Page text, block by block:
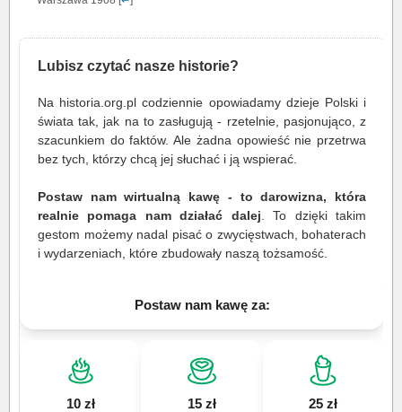
Lubisz czytać nasze historie?
Na historia.org.pl codziennie opowiadamy dzieje Polski i
świata tak, jak na to zasługują - rzetelnie, pasjonująco, z
szacunkiem do faktów. Ale żadna opowieść nie przetrwa
bez tych, którzy chcą jej słuchać i ją wspierać.
Postaw nam wirtualną kawę - to darowizna, która
realnie pomaga nam działać dalej . To dzięki takim
gestom możemy nadal pisać o zwycięstwach, bohaterach
i wydarzeniach, które zbudowały naszą tożsamość.
Postaw nam kawę za:
10 zł 15 zł 25 zł